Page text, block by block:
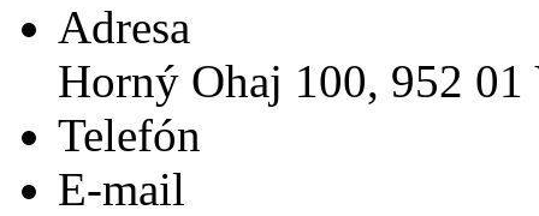
Adresa
Horný Ohaj 100, 952 01
Telefón
E-mail